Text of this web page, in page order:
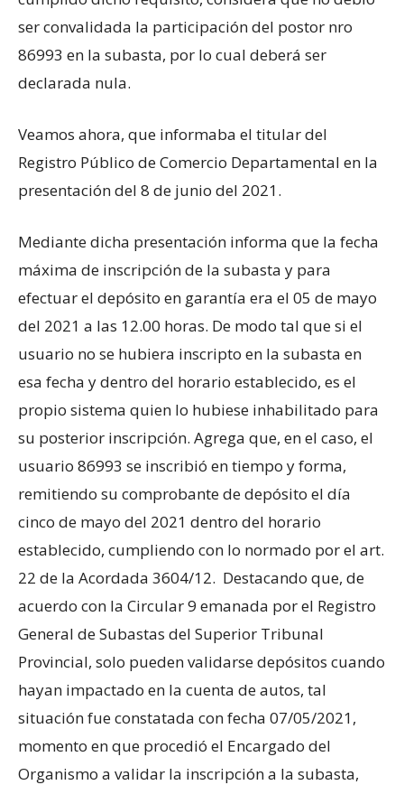
ser convalidada la participación del postor nro
86993 en la subasta, por lo cual deberá ser
declarada nula.
Veamos ahora, que informaba el titular del
Registro Público de Comercio Departamental en la
presentación del 8 de junio del 2021.
Mediante dicha presentación informa que la fecha
máxima de inscripción de la subasta y para
efectuar el depósito en garantía era el 05 de mayo
del 2021 a las 12.00 horas. De modo tal que si el
usuario no se hubiera inscripto en la subasta en
esa fecha y dentro del horario establecido, es el
propio sistema quien lo hubiese inhabilitado para
su posterior inscripción. Agrega que, en el caso, el
usuario 86993 se inscribió en tiempo y forma,
remitiendo su comprobante de depósito el día
cinco de mayo del 2021 dentro del horario
establecido, cumpliendo con lo normado por el art.
22 de la Acordada 3604/12. Destacando que, de
acuerdo con la Circular 9 emanada por el Registro
General de Subastas del Superior Tribunal
Provincial, solo pueden validarse depósitos cuando
hayan impactado en la cuenta de autos, tal
situación fue constatada con fecha 07/05/2021,
momento en que procedió el Encargado del
Organismo a validar la inscripción a la subasta,